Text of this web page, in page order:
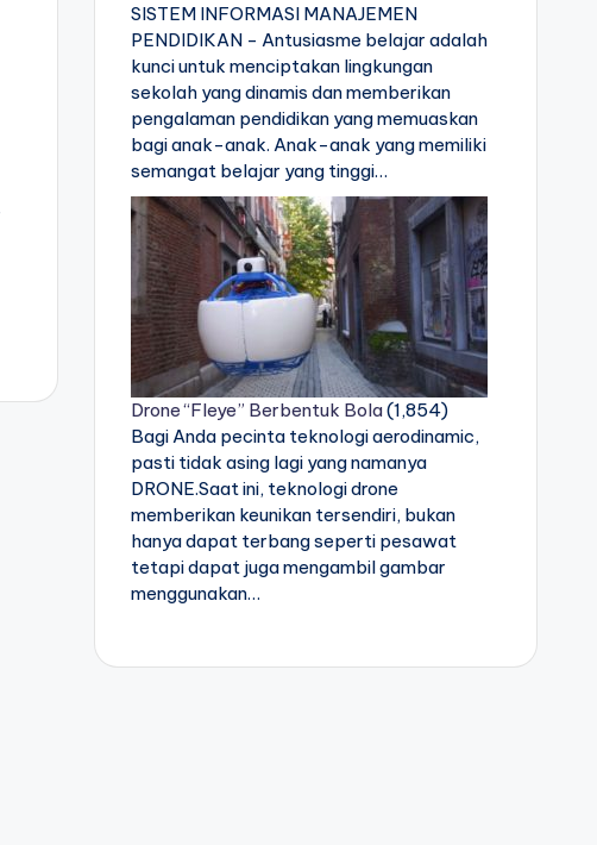
SISTEM INFORMASI MANAJEMEN
PENDIDIKAN - Antusiasme belajar adalah
kunci untuk menciptakan lingkungan
sekolah yang dinamis dan memberikan
pengalaman pendidikan yang memuaskan
bagi anak-anak. Anak-anak yang memiliki
semangat belajar yang tinggi…
Drone “Fleye” Berbentuk Bola(1,854)
Bagi Anda pecinta teknologi aerodinamic,
pasti tidak asing lagi yang namanya
DRONE.Saat ini, teknologi drone
memberikan keunikan tersendiri, bukan
hanya dapat terbang seperti pesawat
tetapi dapat juga mengambil gambar
menggunakan…